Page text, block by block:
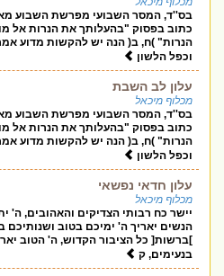
בס''ד, המסר השבועי מפרשת השבוע
כתוב בפסוק "בהעלותך את הנרות אל
הנרות" )ח, ב( הנה יש להקשות מדוע
וכפל הלשון
עלון לב השבת
מכלוף מיכאל
בס''ד, המסר השבועי מפרשת השבוע
כתוב בפסוק "בהעלותך את הנרות אל
הנרות" )ח, ב( הנה יש להקשות מדוע
וכפל הלשון
עלון חדאי נפשאי
מכלוף מיכאל
הנשים יאריך ה' ימיכם בטוב ושנותיכם
]ברשות[ כל הציבור הקדוש, ה' הטוב
בנעימים, ק